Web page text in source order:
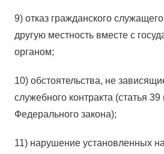
9) отказ гражданского
другую местность вместе с
органом;
10) обстоятельства, не
служебного контракта (статья
Федерального закона);
11) нарушение установленных